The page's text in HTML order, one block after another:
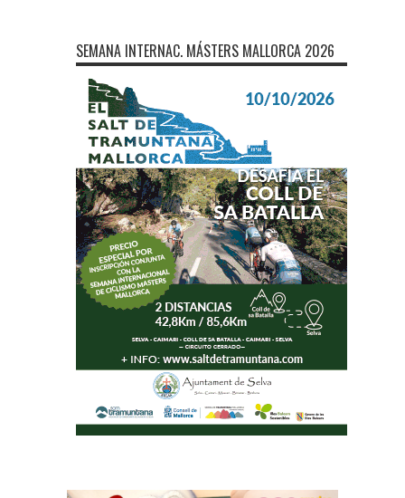
SEMANA INTERNAC. MÁSTERS MALLORCA 2026